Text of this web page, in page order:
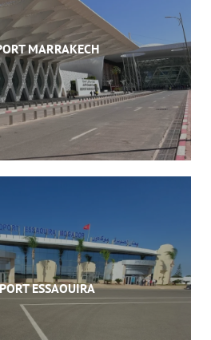
MARRAKECH
ESSAOUIRA